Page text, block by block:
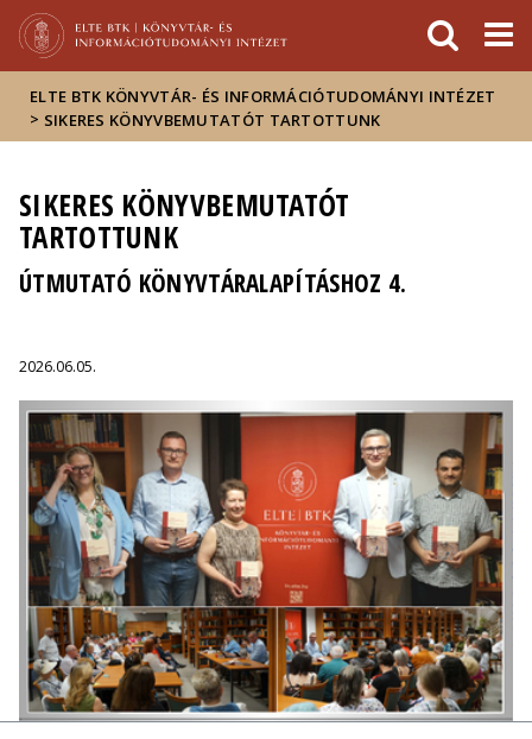
Hírek
Események
ELTE a
sajtóban
ELTE BTK KÖNYVTÁR- ÉS INFORMÁCIÓTUDOMÁNYI INTÉZET
> SIKERES KÖNYVBEMUTATÓT TARTOTTUNK
SIKERES KÖNYVBEMUTATÓT
TARTOTTUNK
ÚTMUTATÓ KÖNYVTÁRALAPÍTÁSHOZ 4.
2026.06.05.